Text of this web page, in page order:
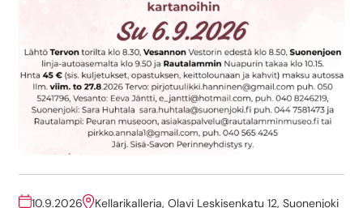
10.9.2026 Kellarikalleria, Olavi Leskisenkatu 12, Suonenjoki